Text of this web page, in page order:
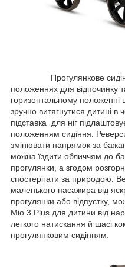
Прогулянкове сидіння
положеннях для відпочинку
горизонтальному
зручно витягнутися дитині в
підставка для ніг
положенням сидіння.
змінювати напрямок за
можна їздити обличчям до
прогулянки, а згодом
спостерігати за природою.
маленького пасажира від
прогулянки або відпустку,
Mio 3 Plus для дитини від
легкого натискання й шасі
прогулянковим сидінням.